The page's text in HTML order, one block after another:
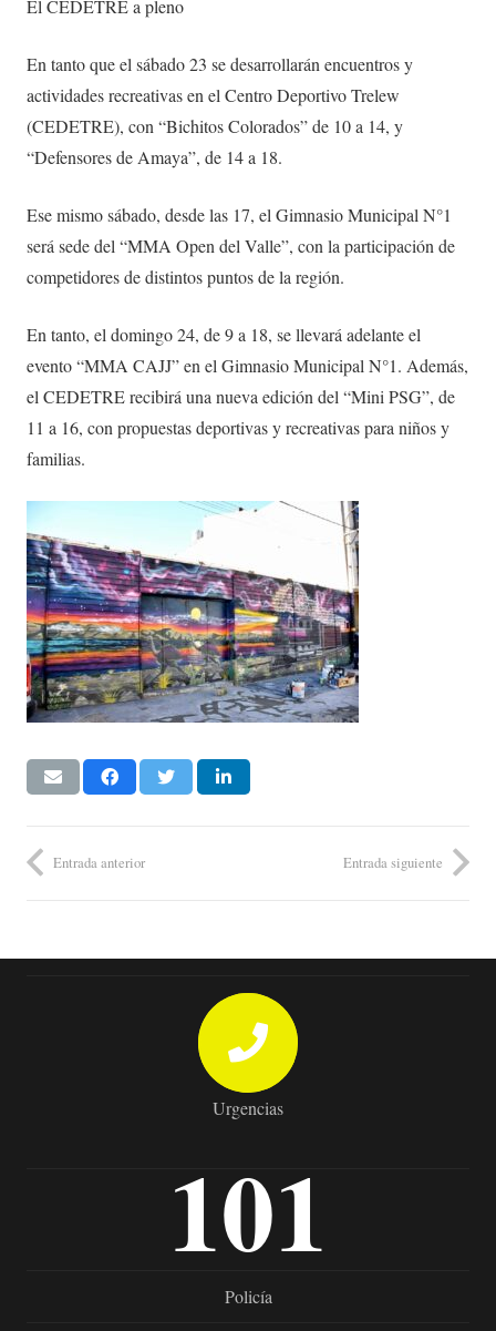
El CEDETRE a pleno
En tanto que el sábado 23 se desarrollarán encuentros y
actividades recreativas en el Centro Deportivo Trelew
(CEDETRE), con “Bichitos Colorados” de 10 a 14, y
“Defensores de Amaya”, de 14 a 18.
Ese mismo sábado, desde las 17, el Gimnasio Municipal N°1
será sede del “MMA Open del Valle”, con la participación de
competidores de distintos puntos de la región.
En tanto, el domingo 24, de 9 a 18, se llevará adelante el
evento “MMA CAJJ” en el Gimnasio Municipal N°1. Además,
el CEDETRE recibirá una nueva edición del “Mini PSG”, de
11 a 16, con propuestas deportivas y recreativas para niños y
familias.
Entrada anterior Entrada siguiente
Urgencias
101
Policía